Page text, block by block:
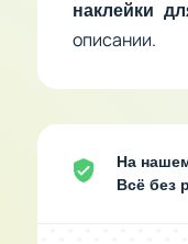
наклейки
описании.
На
Всё без